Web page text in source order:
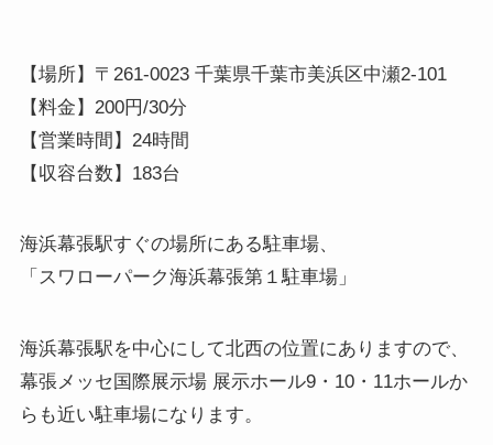
【場所】〒261-0023 千葉県千葉市美浜区中瀬2-101
【料金】200円/30分
【営業時間】24時間
【収容台数】183台
海浜幕張駅すぐの場所にある駐車場、
「スワローパーク海浜幕張第１駐車場」
海浜幕張駅を中心にして北西の位置にありますので、
幕張メッセ国際展示場 展示ホール9・10・11ホールか
らも近い駐車場になります。